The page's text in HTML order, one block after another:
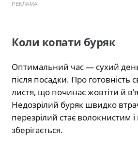
РЕКЛАМА
Коли копати буряк
Оптимальний час — сухий
після посадки. Про готовність
листя, що починає жовтіти й
Недозрілий буряк швидко
перезрілий стає волокнистим
зберігається.